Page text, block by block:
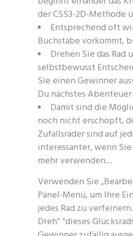
der CSS3-2D-Methode
Entsprechend oft
Buchstabe vorkommt,
Drehen Sie das Rad
selbstbewusst
Sie einen Gewinner
Du nächstes
Damit sind die
noch nicht erschöpft,
Zufallsräder sind auf
interessanter, wenn
mehr verwenden…
Verwenden Sie
Panel-Menü, um Ihre
jedes Rad zu
Dreh” “dieses